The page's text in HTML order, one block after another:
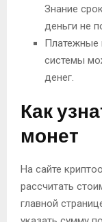
Знание
деньги не
Платежные
системы
денег.
Как
монет
На сайте
рассчитать
главной